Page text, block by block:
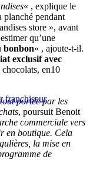
franchiseur
« , explique le
planché pendant
store », avant
qu’une
bonbon« , ajoute-t-il.
exclusif avec
chocolats, en10
portée par les
, poursuit Benoit
commerciale vers
en boutique. Cela
la mise en
de